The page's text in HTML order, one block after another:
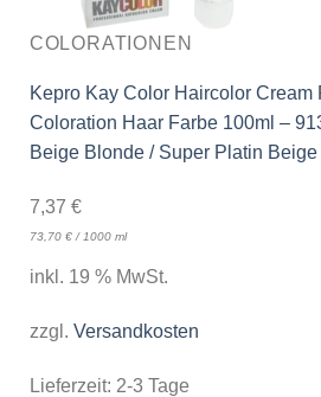
COLORATIONEN
Kepro Kay Color Haircolor Cream
Coloration Haar Farbe 100ml –
Beige Blonde / Super Platin Beige
7,37 €
73,70 €/ 1000 ml
inkl. 19 % MwSt.
zzgl. Versandkosten
Lieferzeit: 2-3 Tage